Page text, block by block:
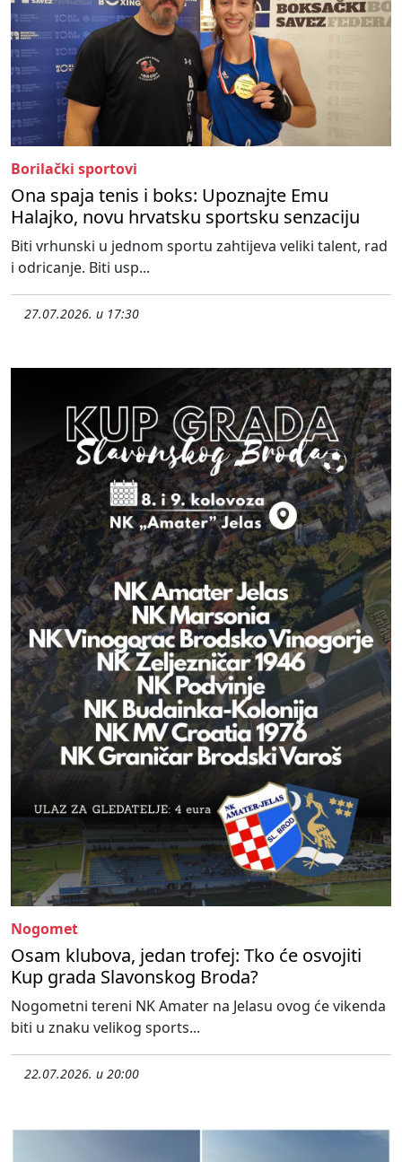
Borilački sportovi
Ona spaja tenis i boks: Upoznajte Emu
Halajko, novu hrvatsku sportsku senzaciju
Biti vrhunski u jednom sportu zahtijeva veliki talent, rad
i odricanje. Biti usp...
27.07.2026. u 17:30
Nogomet
Osam klubova, jedan trofej: Tko će osvojiti
Kup grada Slavonskog Broda?
Nogometni tereni NK Amater na Jelasu ovog će vikenda
biti u znaku velikog sports...
22.07.2026. u 20:00